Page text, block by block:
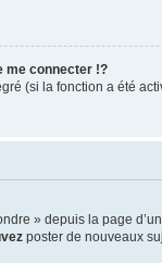
me connecter !?
(si la fonction a été
» depuis la page
poster de nouveaux